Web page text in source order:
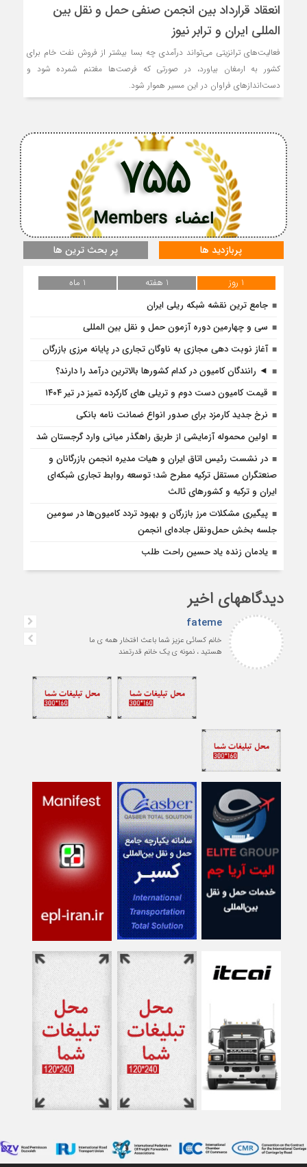
انعقاد قرارداد بین انجمن صنفی حمل و نقل بین
المللی ایران و ترابر نیوز
فعالیت‌های ترانزیتی می‌تواند درآمدی چه بسا بیشتر از فروش نفت خام برای
کشور به ارمغان بیاورد، در صورتی که فرصت‌ها مغتنم شمرده شود و
دست‌اندازهای فراوان در این مسیر هموار شود.
اعضاء Members
755
پربازدید ها پر بحث ترین ها
1 روز 1 هفته
1 ماه
جامع ترین نقشه شبکه ریلی ایران
سی و چهارمین دوره آزمون حمل و نقل بین المللی
آغاز نوبت دهی مجازی به ناوگان تجاری در پایانه مرزی بازرگان
◄ رانندگان کامیون در کدام کشورها بالاترین درآمد را دارند؟
قیمت کامیون دست دوم و تریلی‌ های کارکرده تمیز در تیر ۱۴۰۴
نرخ جدید کارمزد برای صدور انواع ضمانت نامه بانکی
اولین محموله آزمایشی از طریق راهگذر میانی وارد گرجستان شد
در نشست رئیس اتاق ایران و هیات مدیره انجمن بازرگانان و
صنعتگران مستقل ترکیه مطرح شد؛ توسعه روابط تجاری شبکه‌ای
ایران و ترکیه و کشورهای ثالث
پیگیری مشکلات مرز بازرگان و بهبود تردد کامیون‌ها در سومین
جلسه بخش حمل‌ونقل جاده‌ای انجمن
یادمان زنده یاد حسین راحت طلب
دیدگاههای اخیر
fateme
خانم کسائی عزیز شما باعث افتخار همه ی ما
هستید ، نمونه ی یک خانم قدرتمند